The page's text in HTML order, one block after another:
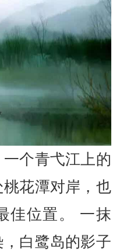
个青弋江上的
花潭对岸，也
佳位置。 一抹
白鹭岛的影子